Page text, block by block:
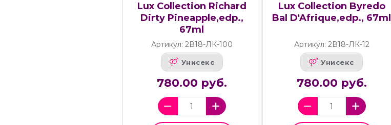
Lux Collection Richard
Dirty Pineapple,edp.,
67ml
Артикул: 2В18-ЛК-100
Унисекс
780.00 руб.
Lux Collection Byredo
Bal D'Afrique,edp., 67ml
Артикул: 2В18-ЛК-12
Унисекс
780.00 руб.